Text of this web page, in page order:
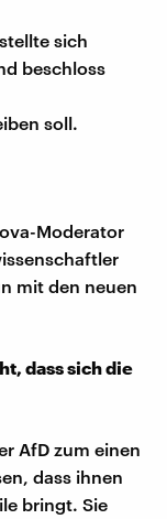
sich
beschloss
soll.
Moderator
mit den neuen
dass sich die
AfD zum einen
dass ihnen
bringt. Sie